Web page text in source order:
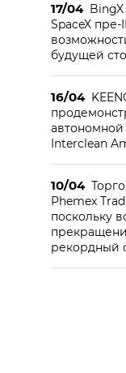
17/04
SpaceX
будущей
16/04
автономной
Interclean
10/04
Phemex
поскольку
рекордный